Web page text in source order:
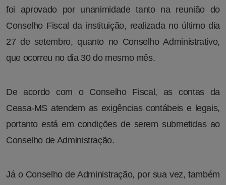
foi aprovado por unanimidade tanto na reunião do
Conselho Fiscal da instituição, realizada no último dia
27 de setembro, quanto no Conselho Administrativo,
que ocorreu no dia 30 do mesmo mês.
De acordo com o Conselho Fiscal, as contas da
Ceasa-MS atendem as exigências contábeis e legais,
portanto está em condições de serem submetidas ao
Conselho de Administração.
Já o Conselho de Administração, por sua vez, também